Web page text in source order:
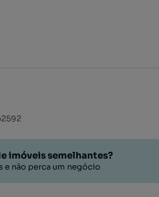
imóveis semelhantes?
não perca um negócio